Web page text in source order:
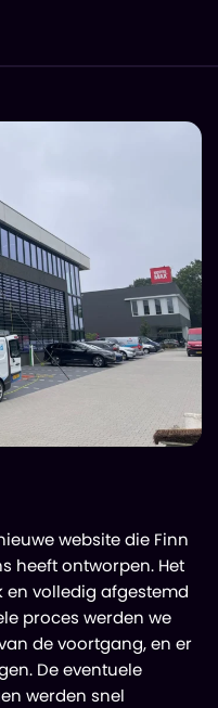
website die Finn
heeft ontworpen. Het
en volledig afgestemd
proces werden we
de voortgang, en er
De eventuele
werden snel